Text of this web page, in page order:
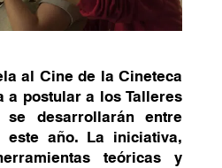
al Cine de la Cineteca
postular a los Talleres
desarrollarán entre
año. La iniciativa,
teóricas y